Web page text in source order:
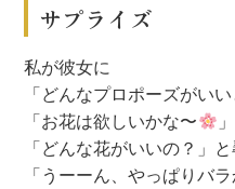
サプライズ
私が彼女に
「どんなプロポーズがい
「お花は欲しいかな〜
」
「どんな花がいいの？」と
「うーーん、やっぱりバ